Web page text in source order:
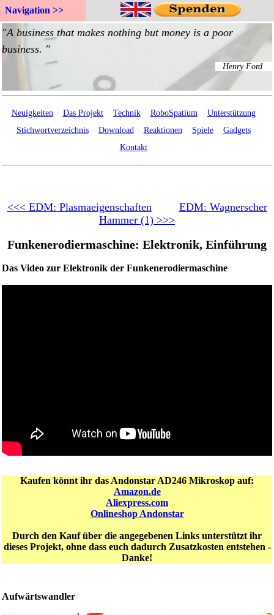
Navigation >>
Neuigkeiten Das Projekt Technik RoboSpatium
Unterstützung
Stichwortverzeichnis
Download Reaktionen Spiele
Gadgets
Kontakt
<<< EDM: Plasmaeigenschaften
EDM: Wagnerscher
Hammer (1) >>>
Funkenerodiermaschine: Elektronik, Einführung
Das Video zur Elektronik der Funkenerodiermaschine
Kaufen könnt ihr das Andonstar AD246 Mikroskop auf:
Amazon.de
Aliexpress.com
Onlineshop Andonstar
Durch den Kauf über die angegebenen Links unterstützt ihr
dieses Projekt, ohne dass euch dadurch Zusatzkosten entstehen -
Danke!
Aufwärtswandler